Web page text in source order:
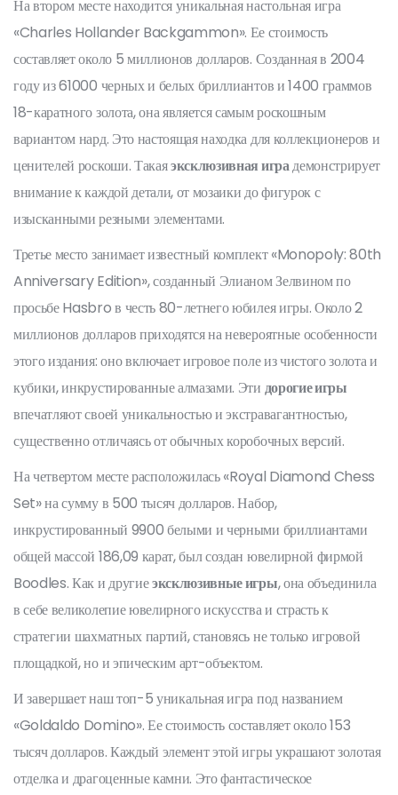
На втором месте находится уникальная настольная игра
«Charles Hollander Backgammon». Ее стоимость
составляет около 5 миллионов долларов. Созданная в 2004
году из 61000 черных и белых бриллиантов и 1400 граммов
18-каратного золота, она является самым роскошным
вариантом нард. Это настоящая находка для коллекционеров и
ценителей роскоши. Такаяэксклюзивная иградемонстрирует
внимание к каждой детали, от мозаики до фигурок с
изысканными резными элементами.
Третье место занимает известный комплект «Monopoly: 80th
Anniversary Edition», созданный Элианом Зелвином по
просьбе Hasbro в честь 80-летнего юбилея игры. Около 2
миллионов долларов приходятся на невероятные особенности
этого издания: оно включает игровое поле из чистого золота и
кубики, инкрустированные алмазами. Эти дорогие игры
впечатляют своей уникальностью и экстравагантностью,
существенно отличаясь от обычных коробочных версий.
На четвертом месте расположилась «Royal Diamond Chess
Set» на сумму в 500 тысяч долларов. Набор,
инкрустированный 9900 белыми и черными бриллиантами
общей массой 186,09 карат, был создан ювелирной фирмой
Boodles. Как и другиеэксклюзивные игры, она объединила
в себе великолепие ювелирного искусства и страсть к
стратегии шахматных партий, становясь не только игровой
площадкой, но и эпическим арт-объектом.
И завершает наш топ-5 уникальная игра под названием
«Goldaldo Domino». Ее стоимость составляет около 153
тысяч долларов. Каждый элемент этой игры украшают золотая
отделка и драгоценные камни. Это фантастическое